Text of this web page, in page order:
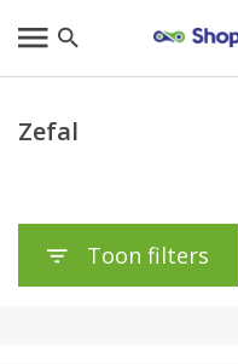
Zefal
Toon filters